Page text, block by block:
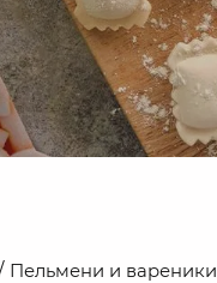
Пельмени и вареники